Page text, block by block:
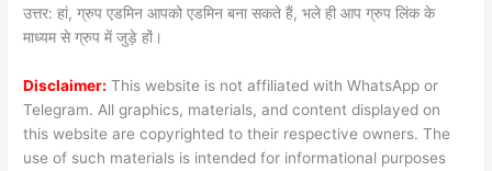
उत्तर: हां, ग्रुप एडमिन आपको एडमिन बना सकते हैं, भले ही आप ग्रुप लिंक के
माध्यम से ग्रुप में जुड़े हों।
Disclaimer: This website is not affiliated with WhatsApp or
Telegram. All graphics, materials, and content displayed on
this website are copyrighted to their respective owners. The
use of such materials is intended for informational purposes